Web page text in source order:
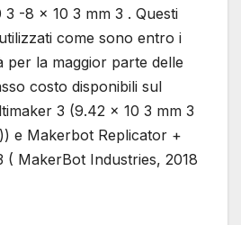
3 -8 × 10 3 mm 3 . Questi
come sono entro i
per la maggior parte delle
costo disponibili sul
3 (9.42 × 10 3 mm 3
e Makerbot Replicator +
( MakerBot Industries, 2018